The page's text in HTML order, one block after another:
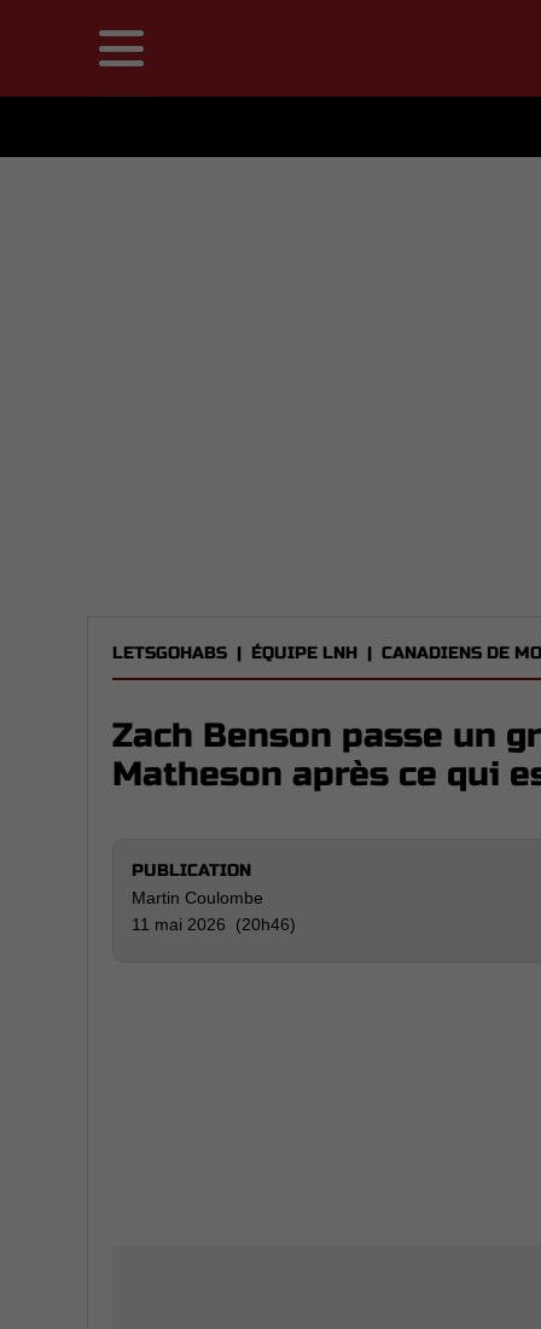
LETSGOHABS | ÉQUIPE LNH | CANADIENS DE
Zach Benson passe un
Matheson après ce qui
PUBLICATION
Martin Coulombe
11 mai 2026 (20h46)